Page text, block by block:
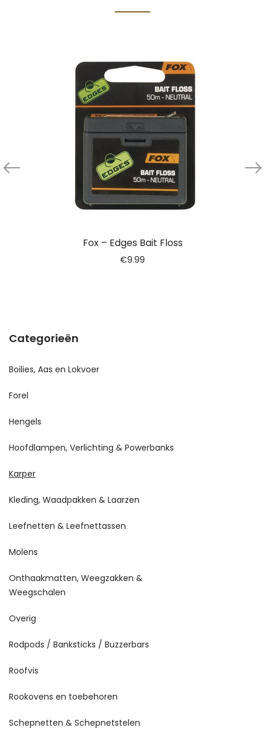
Fox – Edges Bait Floss
€9.99
Categorieën
Boilies, Aas en Lokvoer
Forel
Hengels
Hoofdlampen, Verlichting & Powerbanks
Karper
Kleding, Waadpakken & Laarzen
Leefnetten & Leefnettassen
Molens
Onthaakmatten, Weegzakken &
Weegschalen
Overig
Rodpods / Banksticks / Buzzerbars
Roofvis
Rookovens en toebehoren
Schepnetten & Schepnetstelen